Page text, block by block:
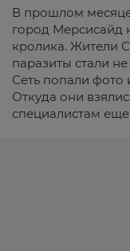
В прошлом
город Мерсисайд
кролика. Жители
паразиты стали
Сеть попали фото
Откуда они
специалистам